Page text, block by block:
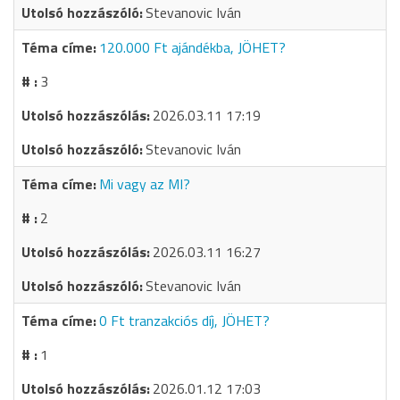
Stevanovic Iván
120.000 Ft ajándékba, JÖHET?
3
2026.03.11 17:19
Stevanovic Iván
Mi vagy az MI?
2
2026.03.11 16:27
Stevanovic Iván
0 Ft tranzakciós díj, JÖHET?
1
2026.01.12 17:03